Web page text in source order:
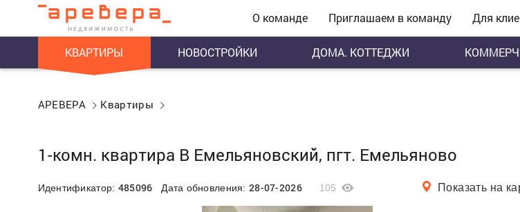
О команде Приглашаем в команду Для
КВАРТИРЫ НОВОСТРОЙКИ ДОМА. КОТТЕДЖИ
АРЕВЕРА Квартиры
1-комн. квартира В Емельяновский, пгт. Емельяново
Идентификатор: 485096 Дата обновления: 28-07-2026 105 Показать на